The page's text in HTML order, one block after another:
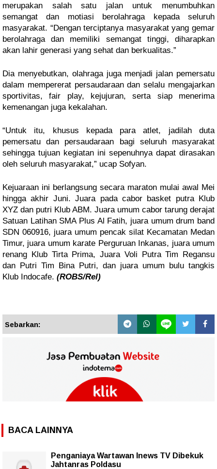
merupakan salah satu jalan untuk menumbuhkan
semangat dan motiasi berolahraga kepada seluruh
masyarakat. “Dengan terciptanya masyarakat yang gemar
berolahraga dan memiliki semangat tinggi, diharapkan
akan lahir generasi yang sehat dan berkualitas.”
Dia menyebutkan, olahraga juga menjadi jalan pemersatu
dalam mempererat persaudaraan dan selalu mengajarkan
sportivitas, fair play, kejujuran, serta siap menerima
kemenangan juga kekalahan.
“Untuk itu, khusus kepada para atlet, jadilah duta
pemersatu dan persaudaraan bagi seluruh masyarakat
sehingga tujuan kegiatan ini sepenuhnya dapat dirasakan
oleh seluruh masyarakat,” ucap Sofyan.
Kejuaraan ini berlangsung secara maraton mulai awal Mei
hingga akhir Juni. Juara pada cabor basket putra Klub
XYZ dan putri Klub ABM. Juara umum cabor tarung derajat
Satuan Latihan SMA Plus Al Fatih, juara umum drum band
SDN 060916, juara umum pencak silat Kecamatan Medan
Timur, juara umum karate Perguruan Inkanas, juara umum
renang Klub Tirta Prima, Juara Voli Putra Tim Regansu
dan Putri Tim Bina Putri, dan juara umum bulu tangkis
Klub Indocafe. (ROBS/Rel)
Sebarkan:
BACA LAINNYA
Penganiaya Wartawan Inews TV Dibekuk
Jahtanras Poldasu